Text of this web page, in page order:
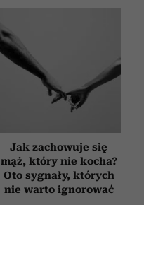
Jak zachowuje się
mąż, który nie kocha?
Oto sygnały, których
nie warto ignorować